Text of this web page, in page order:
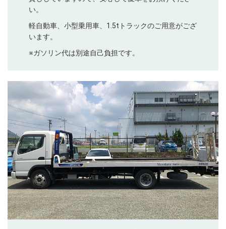
い。
軽自動車、小型乗用車、1.5tトラックのご用意がござ
います。
※ガソリン代は別途自己負担です。